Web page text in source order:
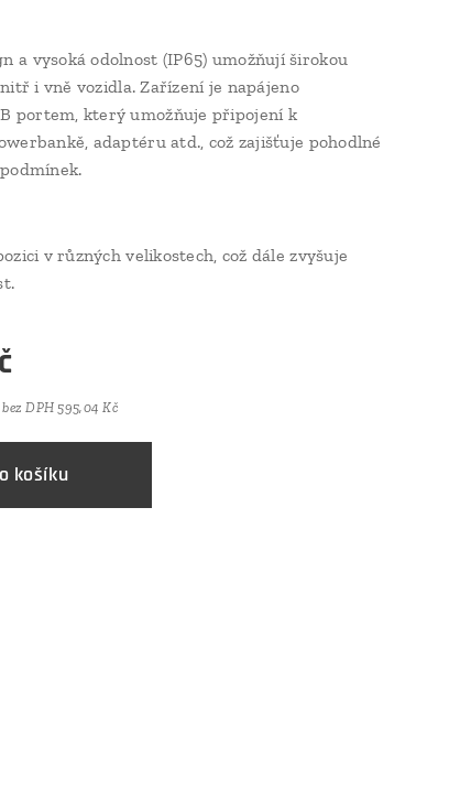
a vysoká odolnost (IP65) umožňují širokou
i vně vozidla. Zařízení je napájeno
portem, který umožňuje připojení k
adaptéru atd., což zajišťuje pohodlné
v různých velikostech, což dále zvyšuje
bez DPH 595,04 Kč
košíku